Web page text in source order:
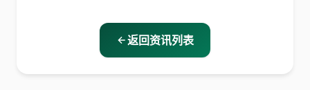
返回资讯列表